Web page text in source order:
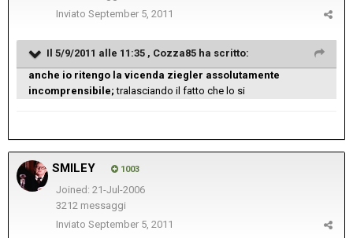
Inviato September 5, 2011
Il 5/9/2011 alle 11:35 , Cozza85 ha scritto:
anche io ritengo la vicenda ziegler assolutamente
incomprensibile; tralasciando il fatto che lo si
SMILEY 1003
Joined: 21-Jul-2006
3212 messaggi
Inviato September 5, 2011